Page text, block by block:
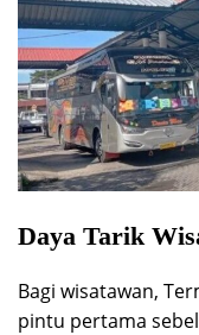
Daya Tarik
Bagi wisatawan,
pintu pertama